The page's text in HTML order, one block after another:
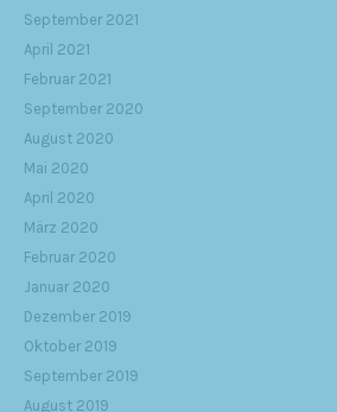
September 2021
April 2021
Februar 2021
September 2020
August 2020
Mai 2020
April 2020
März 2020
Februar 2020
Januar 2020
Dezember 2019
Oktober 2019
September 2019
August 2019